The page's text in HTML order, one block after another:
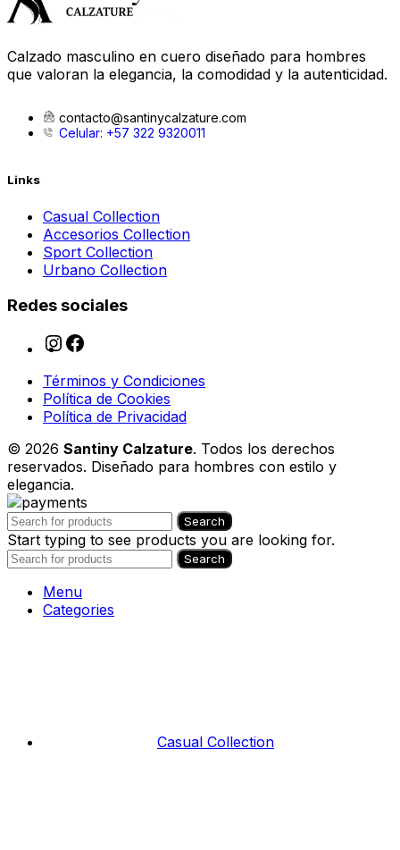
Calzado masculino en cuero diseñado para hombres
que valoran la elegancia, la comodidad y la autenticidad.
contacto@santinycalzature.com
Celular: +57 322 9320011
Links
Casual Collection
Accesorios Collection
Sport Collection
Urbano Collection
Redes sociales
Términos y Condiciones
Política de Cookies
Política de Privacidad
© 2026 Santiny Calzature. Todos los derechos
reservados. Diseñado para hombres con estilo y
elegancia.
Search
Start typing to see products you are looking for.
Search
Menu
Categories
Casual Collection